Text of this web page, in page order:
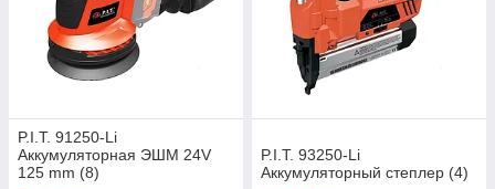
P.I.T. 91250-Li
Аккумуляторная ЭШМ 24V
125 mm (8)
P.I.T. 93250-Li
Аккумуляторный степлер (4)